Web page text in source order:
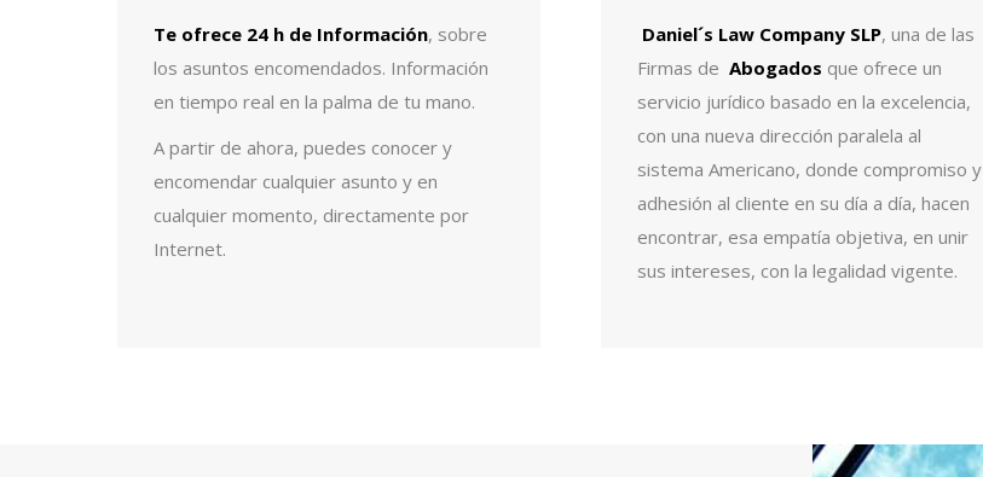
Te ofrece 24 h de Información, sobre
los asuntos encomendados. Información
en tiempo real en la palma de tu mano.
A partir de ahora, puedes conocer y
encomendar cualquier asunto y en
cualquier momento, directamente por
Internet.
Daniel´s Law Company SLP, una de las
Firmas de Abogados que ofrece un
servicio jurídico basado en la excelencia,
con una nueva dirección paralela al
sistema Americano, donde compromiso y
adhesión al cliente en su día a día, hacen
encontrar, esa empatía objetiva, en unir
sus intereses, con la legalidad vigente.